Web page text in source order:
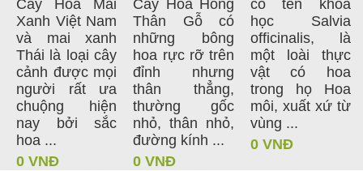
Cây Hoa Mai
Xanh Việt Nam
và mai xanh
Thái là loại cây
cảnh được mọi
người rất ưa
chuộng hiện
nay bởi sắc
hoa ...
0 VNĐ
Cây Hoa Hồng
Thân Gỗ có
những bông
hoa rực rỡ trên
đỉnh nhưng
thân thẳng,
thường gốc
nhỏ, thân nhỏ,
đường kính ...
0 VNĐ
có tên khoa
học Salvia
officinalis, là
một loài thực
vật có hoa
trong họ Hoa
môi, xuất xứ từ
vùng ...
0 VNĐ